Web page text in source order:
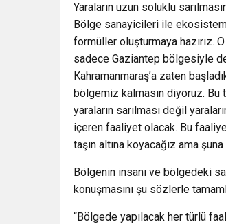
Yaraların uzun soluklu
Bölge sanayicileri ile
formüller oluşturmaya hazırız.
sadece Gaziantep bölgesiyle
Kahramanmaraş’a zaten
bölgemiz kalmasın diyoruz. Bu
yaraların sarılması değil
içeren faaliyet olacak. Bu
taşın altına koyacağız ama
Bölgenin insanı ve bölgedeki
konuşmasını şu sözlerle
“Bölgede yapılacak her türlü